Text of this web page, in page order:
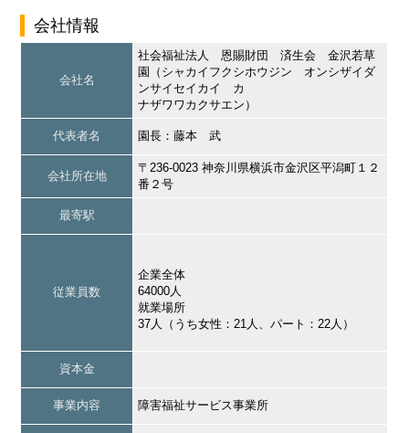
会社情報
会社名
社会福祉法人 恩賜財団 済生会 金沢若草
園（シャカイフクシホウジン オンシザイダ
ンサイセイカイ カ
ナザワワカクサエン）
代表者名 園長：藤本 武
会社所在地
〒236-0023 神奈川県横浜市金沢区平潟町１２
番２号
最寄駅
従業員数
企業全体
64000人
就業場所
37人（うち女性：21人、パート：22人）
資本金
事業内容 障害福祉サービス事業所